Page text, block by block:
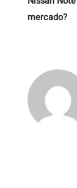
mercado?